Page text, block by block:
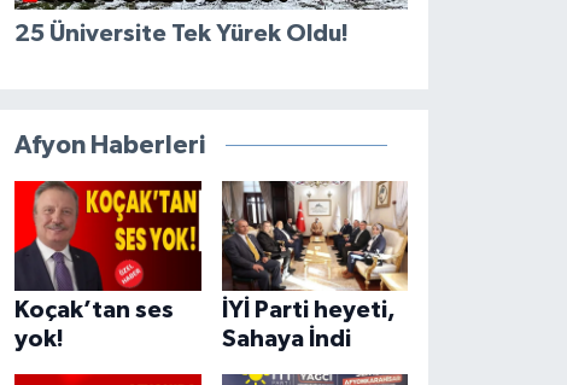
25 Üniversite Tek Yürek Oldu!
Afyon Haberleri
Koçak’tan ses
yok!
İYİ Parti heyeti,
Sahaya İndi